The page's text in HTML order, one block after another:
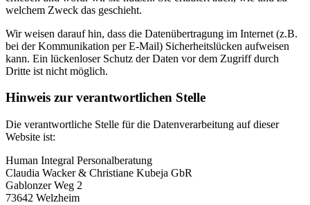
welchem Zweck das geschieht.
Wir weisen darauf hin, dass die Datenübertragung im Internet (z.B.
bei der Kommunikation per E-Mail) Sicherheitslücken aufweisen
kann. Ein lückenloser Schutz der Daten vor dem Zugriff durch
Dritte ist nicht möglich.
Hinweis zur verantwortlichen Stelle
Die verantwortliche Stelle für die Datenverarbeitung auf dieser
Website ist:
Human Integral Personalberatung
Claudia Wacker & Christiane Kubeja GbR
Gablonzer Weg 2
73642 Welzheim